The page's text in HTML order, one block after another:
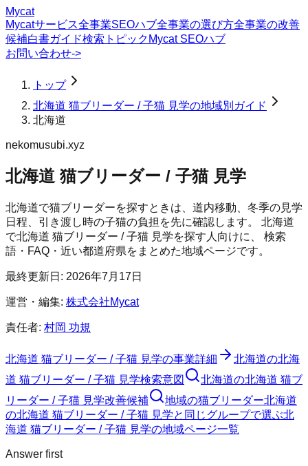
Mycat
Mycatサービス全事業SEOハブ全事業の選び方全事業の改善
候補白書ガイド検索トピック Mycat SEOハブ
お問い合わせ->
トップ
北海道 猫ブリーダー / 子猫 見学の地域別ガイド
北海道
nekomusubi.xyz
北海道 猫ブリーダー / 子猫 見学
北海道で猫ブリーダーを探すときは、道内移動、冬季の見学
日程、引き渡し時の子猫の負担を先に確認します。 北海道
で北海道 猫ブリーダー / 子猫 見学を探す人向けに、 検索
語・FAQ・近い都道府県をまとめた地域ページです。
最終更新日: 2026年7月17日
運営・編集: 株式会社Mycat
責任者: 村岡 功規
北海道 猫ブリーダー / 子猫 見学の事業詳細
北海道の北海
道 猫ブリーダー / 子猫 見学検索意図
北海道の北海道 猫ブ
リーダー / 子猫 見学改善候補
地域の猫ブリーダー北海道
の北海道 猫ブリーダー / 子猫 見学と同じグループで選ぶ北
海道 猫ブリーダー / 子猫 見学の地域ページ一覧
Answer first